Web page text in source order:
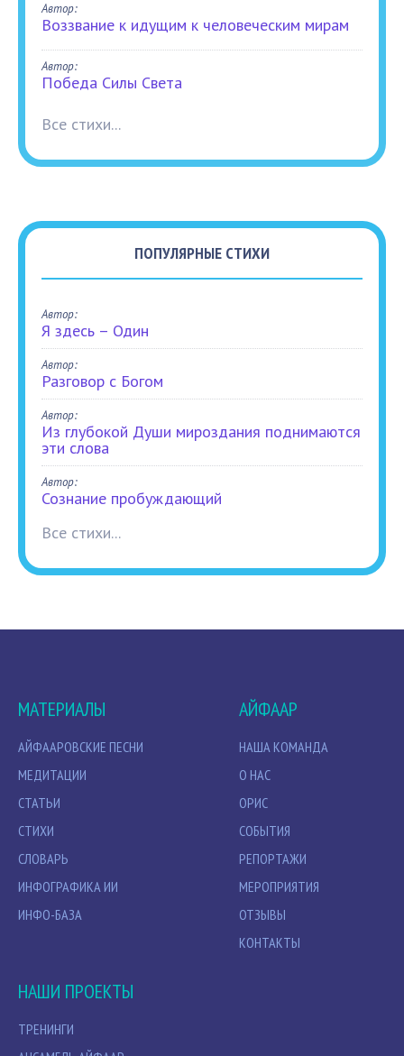
Автор:
Воззвание к идущим к человеческим мирам
Автор:
Победа Силы Света
Все стихи...
ПОПУЛЯРНЫЕ СТИХИ
Автор:
Я здесь – Один
Автор:
Разговор с Богом
Автор:
Из глубокой Души мироздания поднимаются
эти слова
Автор:
Сознание пробуждающий
Все стихи...
МАТЕРИАЛЫ
АЙФААРОВСКИЕ ПЕСНИ
МЕДИТАЦИИ
СТАТЬИ
СТИХИ
СЛОВАРЬ
ИНФОГРАФИКА ИИ
ИНФО-БАЗА
АЙФААР
НАША КОМАНДА
О НАС
ОРИС
СОБЫТИЯ
РЕПОРТАЖИ
МЕРОПРИЯТИЯ
ОТЗЫВЫ
КОНТАКТЫ
НАШИ ПРОЕКТЫ
ТРЕНИНГИ